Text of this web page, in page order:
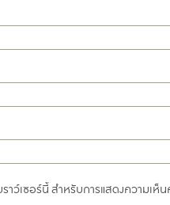
ว์เซอร์นี้ สำหรับการแสดงความเห็น